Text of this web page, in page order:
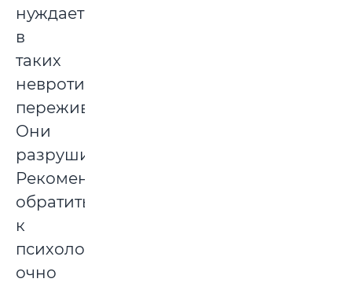
нуждаетесь
в
таких
невротических
переживаниях.
Они
разрушительны.
Рекомендую
обратиться
к
психологу
очно